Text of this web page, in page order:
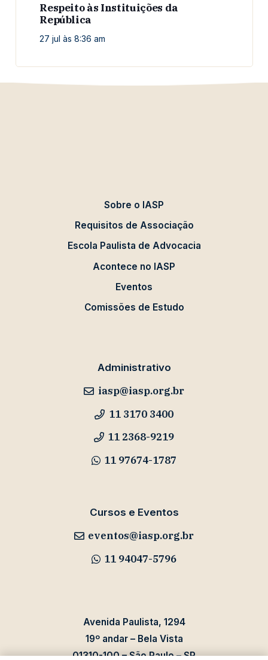
Respeito às Instituições da
República
27 jul às 8:36 am
Sobre o IASP
Requisitos de Associação
Escola Paulista de Advocacia
Acontece no IASP
Eventos
Comissões de Estudo
Administrativo
iasp@iasp.org.br
11 3170 3400
11 2368-9219
11 97674-1787
Cursos e Eventos
eventos@iasp.org.br
11 94047-5796
Avenida Paulista, 1294
19º andar – Bela Vista
01310-100 – São Paulo – SP